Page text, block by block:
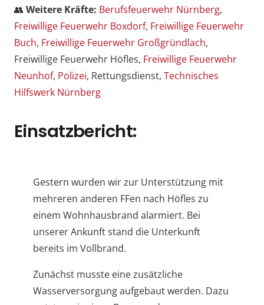
👥 Weitere Kräfte: Berufsfeuerwehr Nürnberg,
Freiwillige Feuerwehr Boxdorf, Freiwillige Feuerwehr
Buch, Freiwillige Feuerwehr Großgründlach,
Freiwillige Feuerwehr Höfles, Freiwillige Feuerwehr
Neunhof, Polizei, Rettungsdienst, Technisches
Hilfswerk Nürnberg
Einsatzbericht:
Gestern wurden wir zur Unterstützung mit
mehreren anderen FFen nach Höfles zu
einem Wohnhausbrand alarmiert. Bei
unserer Ankunft stand die Unterkunft
bereits im Vollbrand.
Zunächst musste eine zusätzliche
Wasserversorgung aufgebaut werden. Dazu